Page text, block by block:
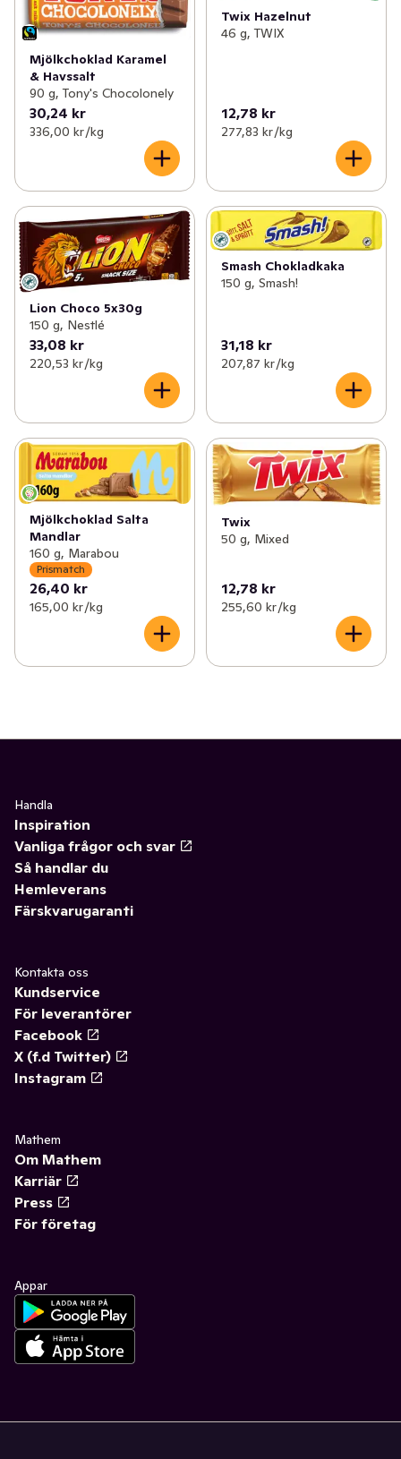
Mjölkchoklad Karamel
& Havssalt
90 g, Tony's Chocolonely
30,24 kr
336,00 kr /kg
Twix Hazelnut
46 g, TWIX
12,78 kr
277,83 kr /kg
Lion Choco 5x30g
150 g, Nestlé
33,08 kr
220,53 kr /kg
Smash Chokladkaka
150 g, Smash!
31,18 kr
207,87 kr /kg
Mjölkchoklad Salta
Mandlar
160 g, Marabou
Prismatch
26,40 kr
165,00 kr /kg
Twix
50 g, Mixed
12,78 kr
255,60 kr /kg
Handla
Inspiration
Vanliga frågor och svar
Så handlar du
Hemleverans
Färskvarugaranti
Kontakta oss
Kundservice
För leverantörer
Facebook
X (f.d Twitter)
Instagram
Mathem
Om Mathem
Karriär
Press
För företag
Appar